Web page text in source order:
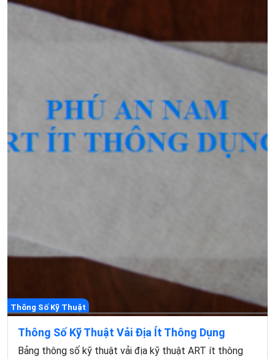
Thông Số Kỹ Thuật
Thông Số Kỹ Thuật Vải Địa Ít Thông Dụng
Bảng thông số kỹ thuật vải địa kỹ thuật ART ít thông